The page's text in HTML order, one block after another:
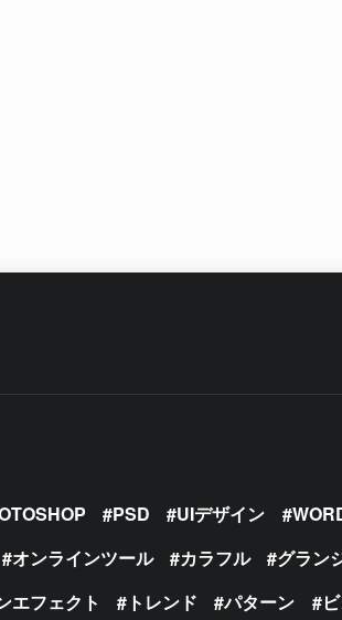
PSD UIデザイン
オンラインツール カラフル グラン
エフェクト トレンド パターン